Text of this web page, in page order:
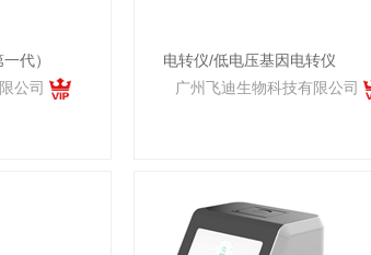
代）
公司
电转仪/低电压基因电转仪
广州飞迪生物科技有限公司